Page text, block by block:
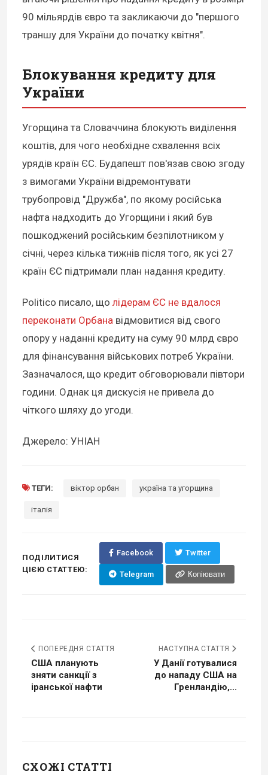
90 мільярдів євро та закликаючи до "першого
траншу для України до початку квітня".
Блокування кредиту для
України
Угорщина та Словаччина блокують виділення
коштів, для чого необхідне схвалення всіх
урядів країн ЄС. Будапешт пов'язав свою згоду
з вимогами України відремонтувати
трубопровід "Дружба", по якому російська
нафта надходить до Угорщини і який був
пошкоджений російським безпілотником у
січні, через кілька тижнів після того, як усі 27
країн ЄС підтримали план надання кредиту.
Politico писало, що лідерам ЄС не вдалося
переконати Орбана відмовитися від свого
опору у наданні кредиту на суму 90 млрд євро
для фінансування військових потреб України.
Зазначалося, що кредит обговорювали півтори
години. Однак ця дискусія не привела до
чіткого шляху до угоди.
Джерело: УНІАН
ТЕГИ: віктор орбан україна та угорщина
італія
ПОДІЛИТИСЯ
ЦІЄЮ СТАТТЕЮ:
Facebook Twitter
Telegram Копіювати
ПОПЕРЕДНЯ СТАТТЯ
США планують
зняти санкції з
іранської нафти
НАСТУПНА СТАТТЯ
У Данії готувалися
до нападу США на
Гренландію,...
СХОЖІ СТАТТІ